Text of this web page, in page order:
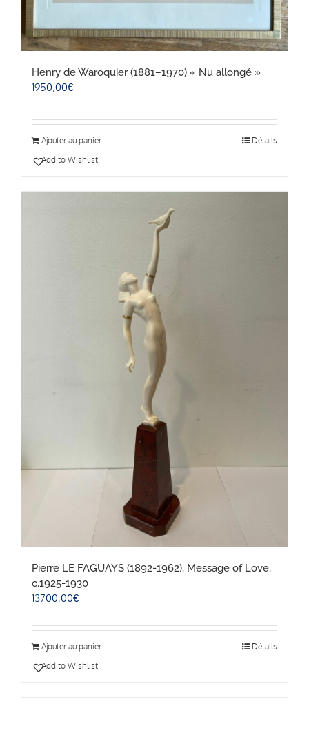
Henry de Waroquier (1881–1970) « Nu allongé »
1950,00€
Ajouter au panier
Détails
Add to Wishlist
Pierre LE FAGUAYS (1892-1962), Message of Love,
c.1925-1930
13700,00€
Ajouter au panier
Détails
Add to Wishlist